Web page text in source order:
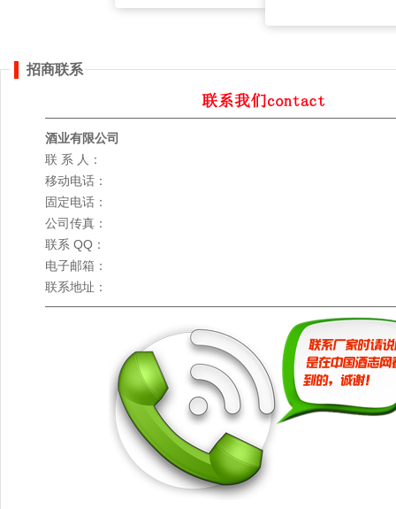
尊）
招商联系
酒业有限公司
联 系 人：
移动电话：
固定电话：
公司传真：
联系 QQ：
电子邮箱：
联系地址：